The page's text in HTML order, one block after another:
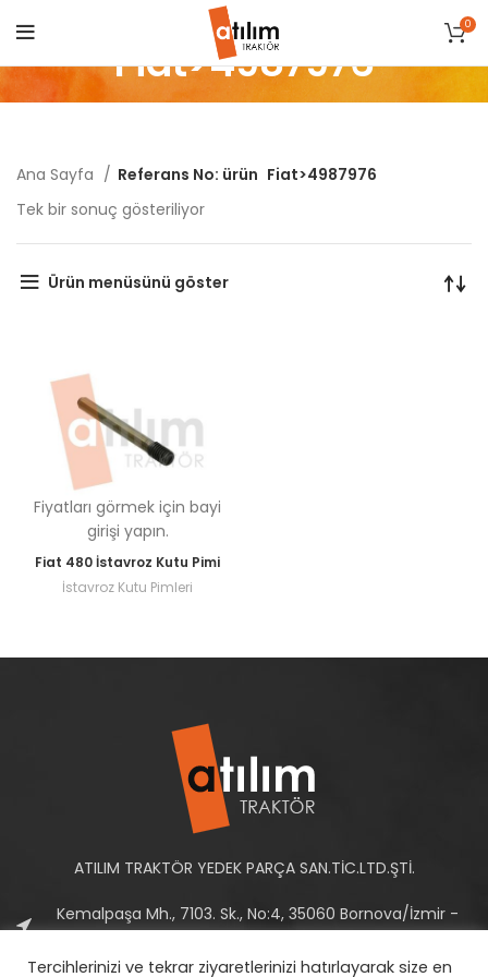
0
Fiat>4987976
Ana Sayfa Referans No: ürün Fiat>4987976
Tek bir sonuç gösteriliyor
Ürün menüsünü göster
Fiyatları görmek için bayi
girişi yapın.
Fiat 480 İstavroz Kutu Pimi
İstavroz Kutu Pimleri
ATILIM TRAKTÖR YEDEK PARÇA SAN.TİC.LTD.ŞTİ.
Kemalpaşa Mh., 7103. Sk., No:4, 35060 Bornova/İzmir -
Tercihlerinizi ve tekrar ziyaretlerinizi hatırlayarak size en